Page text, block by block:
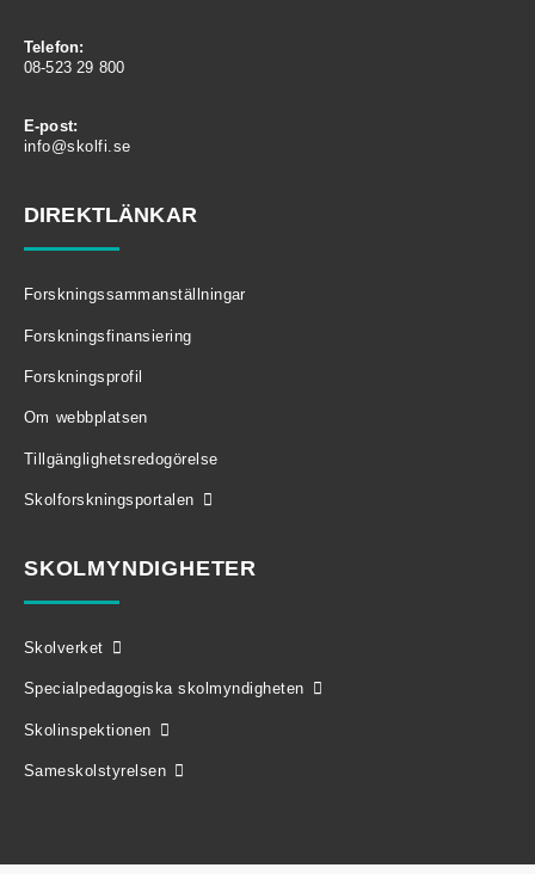
Telefon:
08-523 29 800
E-post:
info@skolfi.se
DIREKTLÄNKAR
Forskningssammanställningar
Forskningsfinansiering
Forskningsprofil
Om webbplatsen
Tillgänglighetsredogörelse
Skolforskningsportalen
SKOLMYNDIGHETER
Skolverket
Specialpedagogiska skolmyndigheten
Skolinspektionen
Sameskolstyrelsen